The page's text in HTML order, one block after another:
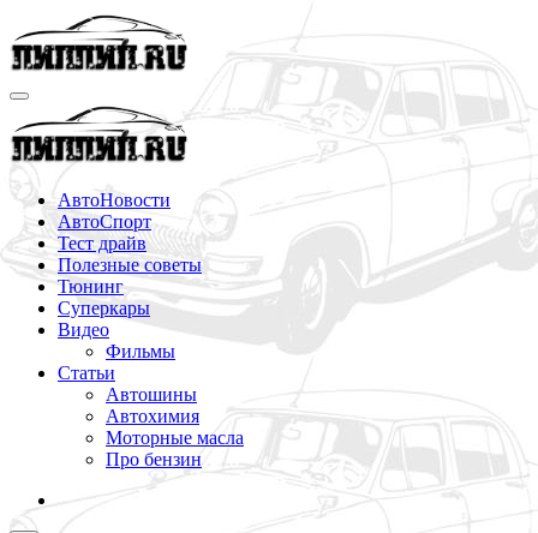
Перейти
к
содержимому
АвтоНовости
АвтоСпорт
Тест драйв
Полезные советы
Тюнинг
Суперкары
Видео
Фильмы
Статьи
Автошины
Автохимия
Моторные масла
Про бензин